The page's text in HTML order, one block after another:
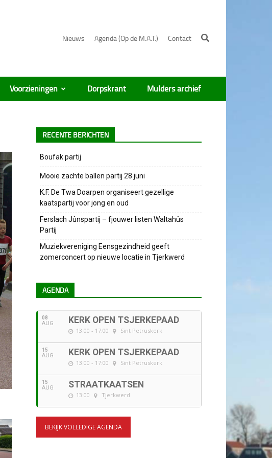
Nieuws Agenda (Op de M.A.T.) Contact
Voorzieningen Dorpskrant Mulders archief
RECENTE BERICHTEN
Boufak partij
Mooie zachte ballen partij 28 juni
K.F. De Twa Doarpen organiseert gezellige
kaatspartij voor jong en oud
Ferslach Jûnspartij – fjouwer listen Waltahûs
Partij
Muziekvereniging Eensgezindheid geeft
zomerconcert op nieuwe locatie in Tjerkwerd
AGENDA
08
AUG KERK OPEN TSJERKEPAAD
13:00 - 17:00 Sint Petruskerk
15
AUG KERK OPEN TSJERKEPAAD
13:00 - 17:00 Sint Petruskerk
15
AUG STRAATKAATSEN
13:00 Tjerkwerd
BEKIJK VOLLEDIGE AGENDA